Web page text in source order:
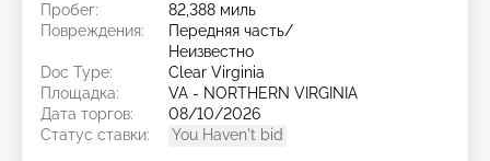
Пробег:
82,388 миль
Повреждения:
Передняя часть/
Неизвестно
Doc Type:
Clear Virginia
Площадка:
VA - NORTHERN VIRGINIA
Дата торгов:
08/10/2026
Статус ставки:
You Haven't bid